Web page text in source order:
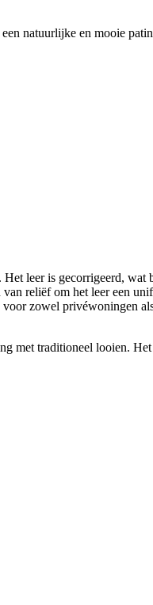
natuurlijke en mooie
leer is gecorrigeerd, wat
reliëf om het leer een
zowel privéwoningen
met traditioneel looien.